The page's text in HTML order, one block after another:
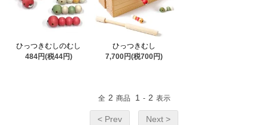
ひっつきむしのむし
484円(税44円)
ひっつきむし
7,700円(税700円)
全 2 商品 1 - 2 表示
< Prev Next >